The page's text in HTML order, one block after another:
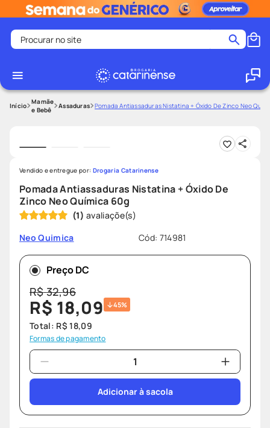
Procurar no site
1
2 º
medley
7º
ozivy
8º
protetor solar
9º
fralda pampers
10º teste gravidez
Mamãe
e Bebê
Assaduras Pomada Antiassaduras Nistatina + Óxido De Zinco Neo
Pomada Antiassaduras Nistatina + Óxido De
Zinco Neo Química 60g
(1)
Neo Quimica
Cód: 714981
Vendido e entregue por: Drogaria Catarinense
Preço DC
R$32,96
R$ 18,09 45%
Total: R$ 18,09
Formas de pagamento
Adicionar à sacola